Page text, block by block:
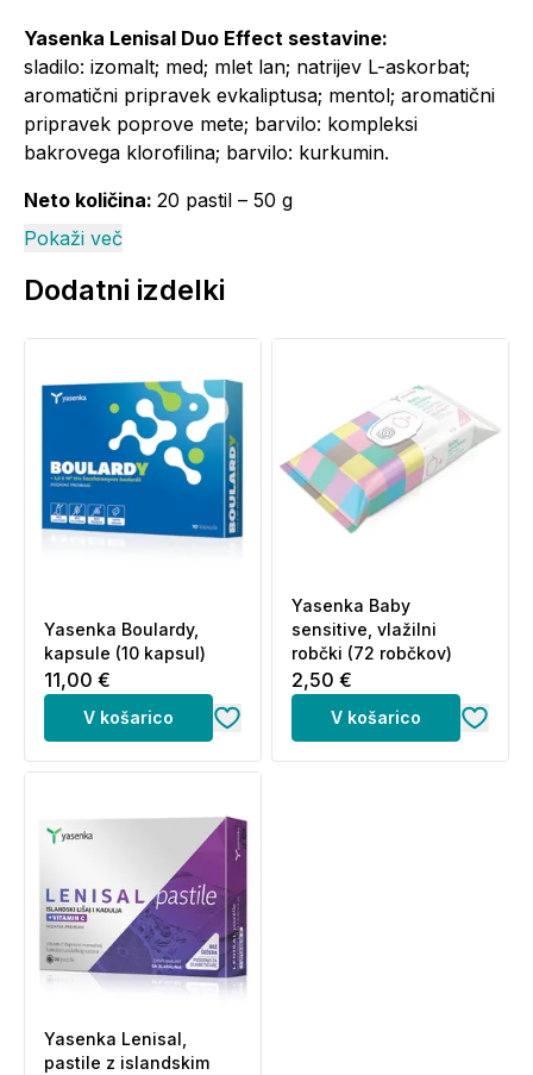
Yasenka Lenisal Duo Effect sestavine:
sladilo: izomalt; med; mlet lan; natrijev L-askorbat;
aromatični pripravek evkaliptusa; mentol; aromatični
pripravek poprove mete; barvilo: kompleksi
bakrovega klorofilina; barvilo: kurkumin.
Neto količina: 20 pastil – 50 g
Yasenka Lenisal Duo Effect opozorila:
Izdelek vsebuje čebelji med. Ni primerno za ljudi, ki so
alergični na izdelke iz medu. Ne uporabljajte v
primeru alergije na katero koli sestavino izdelka.
Prekomerno uživanje lahko povzroči odvajalni
učinek. Shranjevati nedosegljivo otrokom.
Priporočene dnevne količine oz. odmerka se ne sme
prekoračiti. Prehransko dopolnilo ni nadomestilo za
uravnoteženo in raznovrstno prehrano.
Uravnotežena in raznovrstna prehrana ter zdrav
Shranjujte pri temperaturi od 5 ° C do 25 ° C v suhem
prostoru, zaščiteno pred svetlobo, v tesno zaprti
embalaži.
Proizvajalec:
Yasenka d.o.o., Dvanaest redarstvenika
2/C, 32000 Vukovar, Hrvaška
Brodišče 12, 1236 Trzin
Pokaži več
Dodatni izdelki
Yasenka Boulardy,
kapsule (10 kapsul)
11,00 €
V košarico
Yasenka Baby
sensitive, vlažilni
robčki (72 robčkov)
2,50 €
V košarico
Yasenka Lenisal,
pastile z islandskim